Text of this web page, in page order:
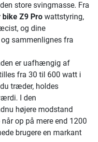
store svingmasse. Fra
bike Z9 Pro wattstyring,
og dine
sammenlignes fra
er uafhængig af
fra 30 til 600 watt i
træder, holdes
I den
højere modstand
op på mere end 1200
brugere en markant